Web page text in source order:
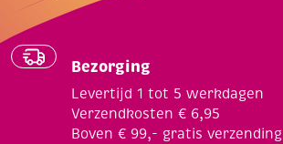
Bezorging
Levertijd 1 tot 5 werkdagen
Verzendkosten € 6,95
Boven € 99,- gratis verzending